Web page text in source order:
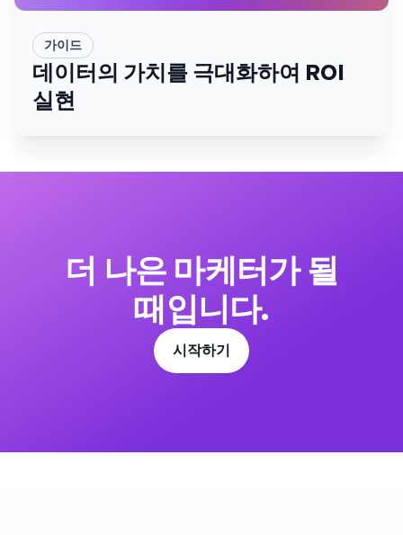
가이드
데이터의 가치를 극대화하여 ROI
실현
더 나은 마케터가 될
때입니다.
시작하기